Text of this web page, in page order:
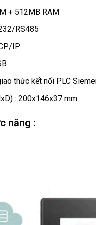
+ 512MB RAM
RS485
IP
thức kết nối PLC
: 200x146x37 mm
năng :